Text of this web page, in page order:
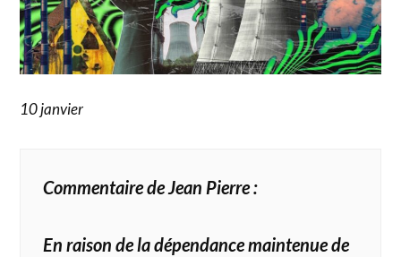
10 janvier
Commentaire de Jean Pierre :
En raison de la dépendance maintenue de